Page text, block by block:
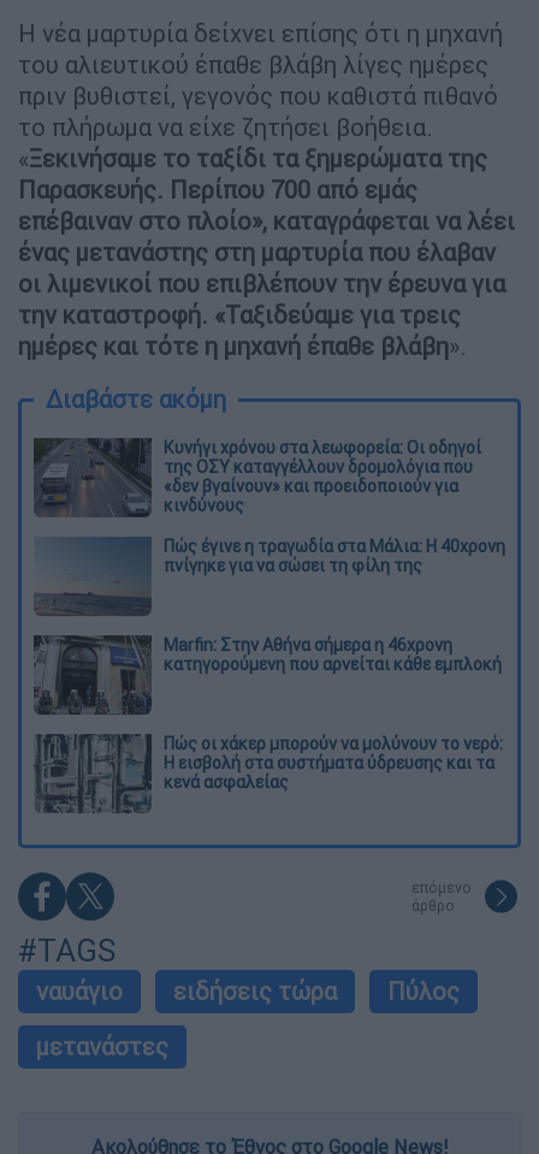
Η νέα μαρτυρία δείχνει επίσης ότι η μηχανή
του αλιευτικού έπαθε βλάβη λίγες ημέρες
πριν βυθιστεί, γεγονός που καθιστά πιθανό
το πλήρωμα να είχε ζητήσει βοήθεια.
«Ξεκινήσαμε το ταξίδι τα ξημερώματα της
Παρασκευής. Περίπου 700 από εμάς
επέβαιναν στο πλοίο», καταγράφεται να λέει
ένας μετανάστης στη μαρτυρία που έλαβαν
οι λιμενικοί που επιβλέπουν την έρευνα για
την καταστροφή. «Ταξιδεύαμε για τρεις
ημέρες και τότε η μηχανή έπαθε βλάβη».
Διαβάστε ακόμη
Κυνήγι χρόνου στα λεωφορεία: Οι οδηγοί
της ΟΣΥ καταγγέλλουν δρομολόγια που
«δεν βγαίνουν» και προειδοποιούν για
κινδύνους
Πώς έγινε η τραγωδία στα Μάλια: Η 40χρονη
πνίγηκε για να σώσει τη φίλη της
Marfin: Στην Αθήνα σήμερα η 46χρονη
κατηγορούμενη που αρνείται κάθε εμπλοκή
Πώς οι χάκερ μπορούν να μολύνουν το νερό:
Η εισβολή στα συστήματα ύδρευσης και τα
κενά ασφαλείας
επόμενο
άρθρο
#TAGS
ναυάγιο ειδήσεις τώρα
Πύλος
μετανάστες
Ακολούθησε το Έθνος στο Google News!